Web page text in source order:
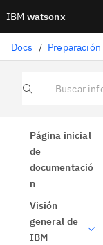
IBM watsonx
Docs /
Buscar información
Página inicial
de
documentació
n
Visión
general de
IBM